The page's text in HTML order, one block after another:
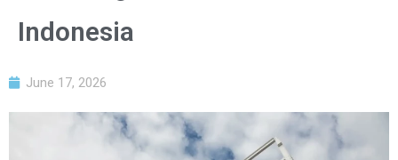
Indonesia
June 17, 2026